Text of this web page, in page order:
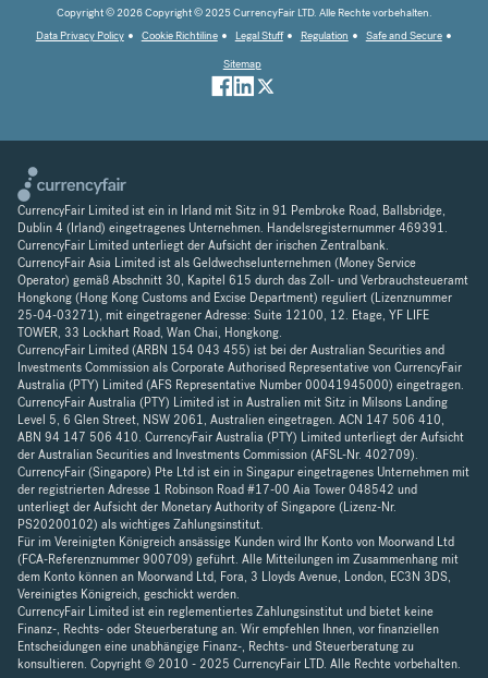
Copyright © 2026 Copyright © 2025 CurrencyFair LTD. Alle Rechte vorbehalten.
Data Privacy Policy
Cookie Richtiline Legal Stuff Regulation
Safe and Secure
Sitemap
CurrencyFair Limited ist ein in Irland mit Sitz in 91 Pembroke Road, Ballsbridge,
Dublin 4 (Irland) eingetragenes Unternehmen. Handelsregisternummer 469391.
CurrencyFair Limited unterliegt der Aufsicht der irischen Zentralbank.
CurrencyFair Asia Limited ist als Geldwechselunternehmen (Money Service
Operator) gemäß Abschnitt 30, Kapitel 615 durch das Zoll- und Verbrauchsteueramt
Hongkong (Hong Kong Customs and Excise Department) reguliert (Lizenznummer
25-04-03271), mit eingetragener Adresse: Suite 12100, 12. Etage, YF LIFE
TOWER, 33 Lockhart Road, Wan Chai, Hongkong.
CurrencyFair Limited (ARBN 154 043 455) ist bei der Australian Securities and
Investments Commission als Corporate Authorised Representative von CurrencyFair
Australia (PTY) Limited (AFS Representative Number 00041945000) eingetragen.
CurrencyFair Australia (PTY) Limited ist in Australien mit Sitz in Milsons Landing
Level 5, 6 Glen Street, NSW 2061, Australien eingetragen. ACN 147 506 410,
ABN 94 147 506 410. CurrencyFair Australia (PTY) Limited unterliegt der Aufsicht
der Australian Securities and Investments Commission (AFSL-Nr. 402709).
CurrencyFair (Singapore) Pte Ltd ist ein in Singapur eingetragenes Unternehmen mit
der registrierten Adresse 1 Robinson Road #17-00 Aia Tower 048542 und
unterliegt der Aufsicht der Monetary Authority of Singapore (Lizenz-Nr.
PS20200102) als wichtiges Zahlungsinstitut.
Für im Vereinigten Königreich ansässige Kunden wird Ihr Konto von Moorwand Ltd
(FCA-Referenznummer 900709) geführt. Alle Mitteilungen im Zusammenhang mit
dem Konto können an Moorwand Ltd, Fora, 3 Lloyds Avenue, London, EC3N 3DS,
Vereinigtes Königreich, geschickt werden.
CurrencyFair Limited ist ein reglementiertes Zahlungsinstitut und bietet keine
Finanz-, Rechts- oder Steuerberatung an. Wir empfehlen Ihnen, vor finanziellen
Entscheidungen eine unabhängige Finanz-, Rechts- und Steuerberatung zu
konsultieren. Copyright © 2010 - 2025 CurrencyFair LTD. Alle Rechte vorbehalten.